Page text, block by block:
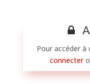
Pour accéder
connecter